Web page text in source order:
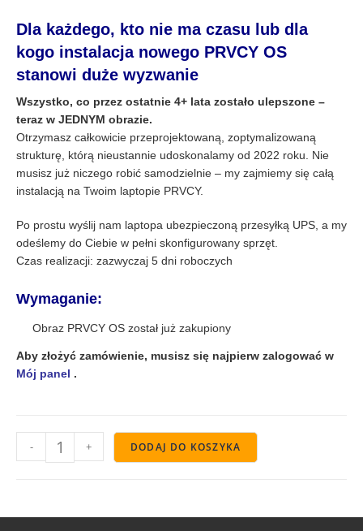
Dla każdego, kto nie ma czasu lub dla
kogo instalacja nowego PRVCY OS
stanowi duże wyzwanie
Wszystko, co przez ostatnie 4+ lata zostało ulepszone –
teraz w JEDNYM obrazie.
Otrzymasz całkowicie przeprojektowaną, zoptymalizowaną
strukturę, którą nieustannie udoskonalamy od 2022 roku. Nie
musisz już niczego robić samodzielnie – my zajmiemy się całą
instalacją na Twoim laptopie PRVCY.
Po prostu wyślij nam laptopa ubezpieczoną przesyłką UPS, a my
odeślemy do Ciebie w pełni skonfigurowany sprzęt.
Czas realizacji: zazwyczaj 5 dni roboczych
Wymaganie:
Obraz PRVCY OS został już zakupiony
Aby złożyć zamówienie, musisz się najpierw zalogować w
Mój panel .
- + DODAJ DO KOSZYKA